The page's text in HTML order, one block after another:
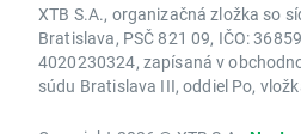
XTB S.A., organizačná zložka so
Bratislava, PSČ 821 09, IČO:
4020230324, zapísaná v
súdu Bratislava III, oddiel Po,